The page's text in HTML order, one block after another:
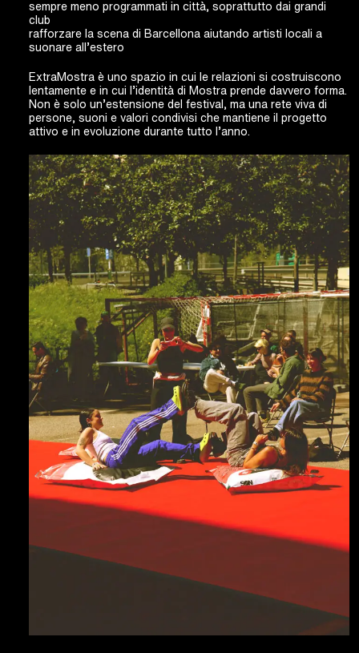
sempre meno programmati in città, soprattutto dai grandi
club
rafforzare la scena di Barcellona aiutando artisti locali a
suonare all’estero
ExtraMostra è uno spazio in cui le relazioni si costruiscono
lentamente e in cui l’identità di Mostra prende davvero forma.
Non è solo un’estensione del festival, ma una rete viva di
persone, suoni e valori condivisi che mantiene il progetto
attivo e in evoluzione durante tutto l’anno.